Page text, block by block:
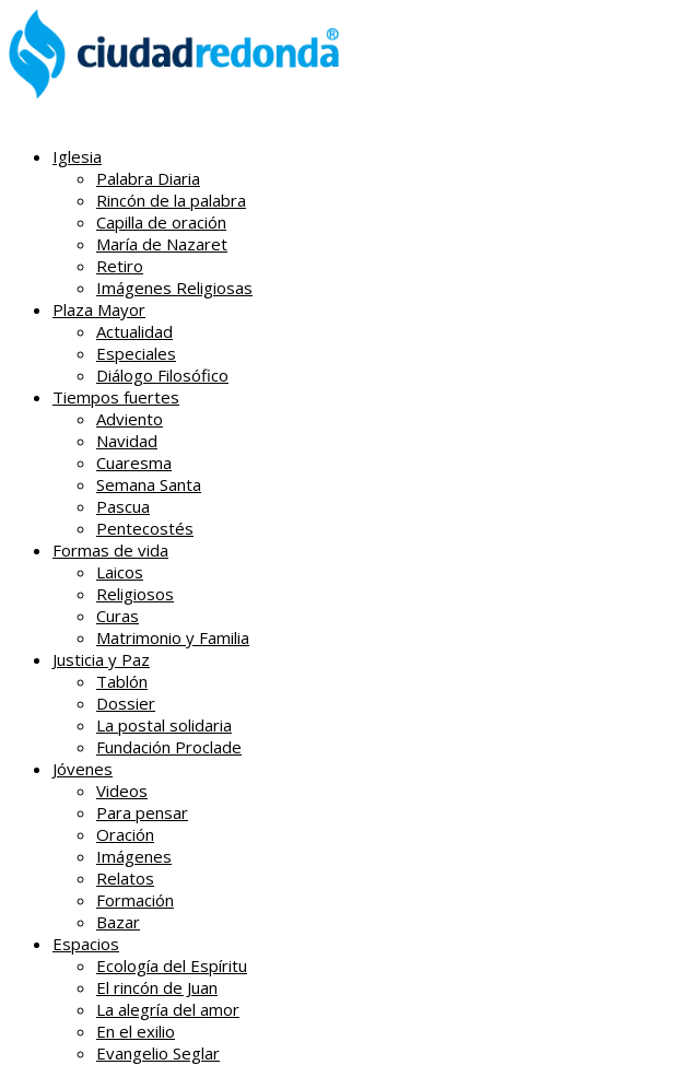
Iglesia
Palabra Diaria
Rincón de la palabra
Capilla de oración
María de Nazaret
Retiro
Imágenes Religiosas
Plaza Mayor
Actualidad
Especiales
Diálogo Filosófico
Tiempos fuertes
Adviento
Navidad
Cuaresma
Semana Santa
Pascua
Pentecostés
Formas de vida
Laicos
Religiosos
Curas
Matrimonio y Familia
Justicia y Paz
Tablón
Dossier
La postal solidaria
Fundación Proclade
Jóvenes
Videos
Para pensar
Oración
Imágenes
Relatos
Formación
Bazar
Espacios
Ecología del Espíritu
El rincón de Juan
La alegría del amor
En el exilio
Evangelio Seglar